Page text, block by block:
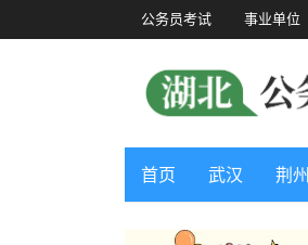
公务员考试 事业单位
首页 武汉 荆州